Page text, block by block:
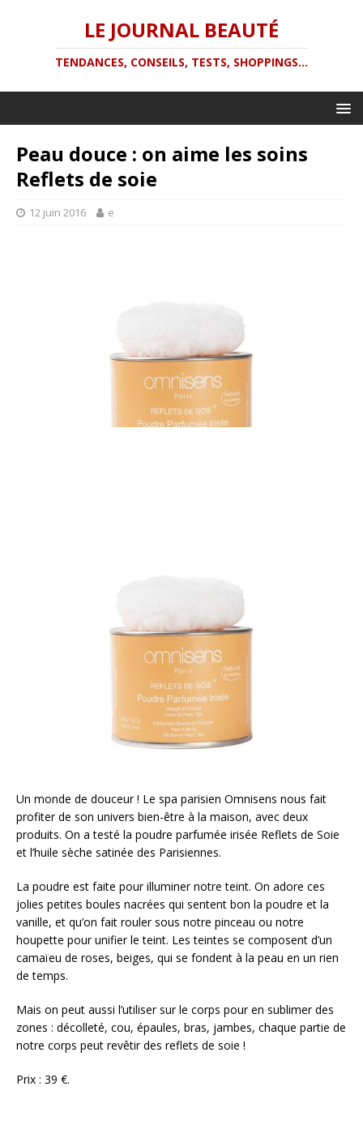
LE JOURNAL BEAUTÉ
TENDANCES, CONSEILS, TESTS, SHOPPINGS...
Peau douce : on aime les soins
Reflets de soie
12 juin 2016 e
Un monde de douceur ! Le spa parisien Omnisens nous fait
profiter de son univers bien-être à la maison, avec deux
produits. On a testé la poudre parfumée irisée Reflets de Soie
et l’huile sèche satinée des Parisiennes.
La poudre est faite pour illuminer notre teint. On adore ces
jolies petites boules nacrées qui sentent bon la poudre et la
vanille, et qu’on fait rouler sous notre pinceau ou notre
houpette pour unifier le teint. Les teintes se composent d’un
camaïeu de roses, beiges, qui se fondent à la peau en un rien
de temps.
Mais on peut aussi l’utiliser sur le corps pour en sublimer des
zones : décolleté, cou, épaules, bras, jambes, chaque partie de
notre corps peut revêtir des reflets de soie !
Prix : 39 €.